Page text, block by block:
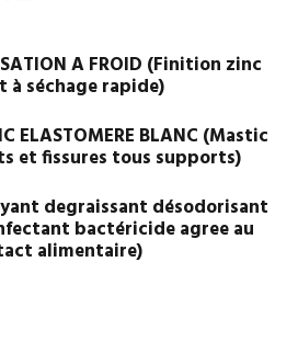
A FROID (Finition zinc
séchage rapide)
ELASTOMERE BLANC (Mastic
et fissures tous supports)
degraissant désodorisant
bactéricide agree au
alimentaire)